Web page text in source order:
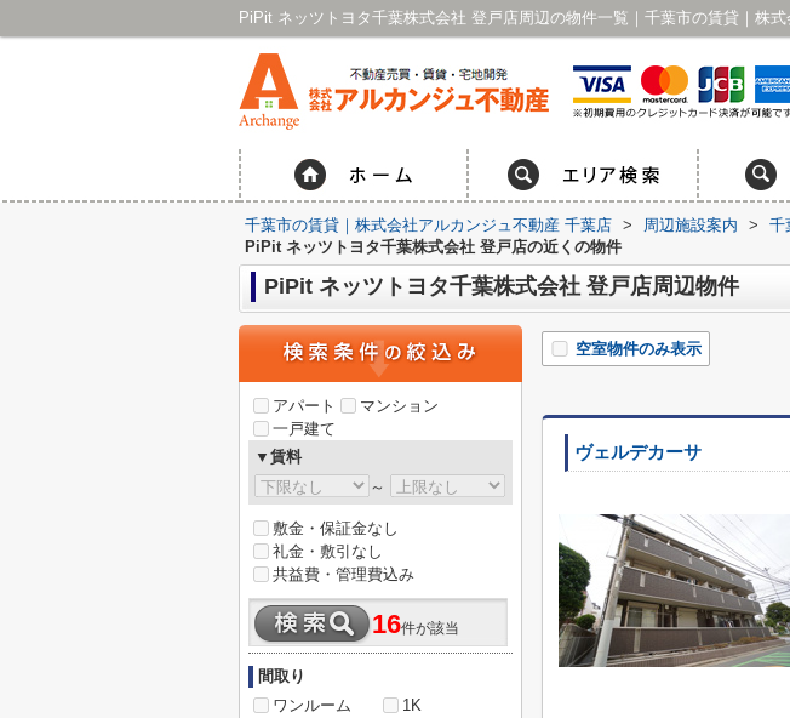
千葉市の賃貸｜株式会社アルカンジュ不動産 千葉店 > 周辺施設案内 > 千
PiPit ネッツトヨタ千葉株式会社 登戸店の近くの物件
PiPit ネッツトヨタ千葉株式会社 登戸店周辺物件
空室物件のみ表示
ヴェルデカーサ
アパート
マンション
一戸建て
▼賃料
～
敷金・保証金なし
礼金・敷引なし
共益費・管理費込み
16件が該当
間取り
ワンルーム
1K